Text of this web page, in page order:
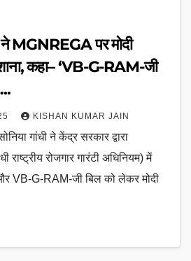
पर मोदी
कहा– ‘VB-G-RAM-जी
KISHAN KUMAR JAIN
गांधी ने केंद्र सरकार द्वारा
राष्ट्रीय रोजगार गारंटी अधिनियम) में
VB-G-RAM-जी बिल को लेकर मोदी